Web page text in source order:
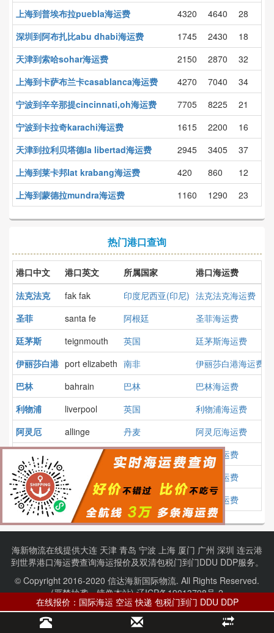
上海到普埃布拉puebla海运费
4320 4640
28
深圳到阿布扎比abu dhabi海运费
1745 2430
18
天津到索哈sohar海运费
2150 2870
32
上海到卡萨布兰卡casablanca海运费
4270 7040
34
宁波到辛辛那提cincinnati,oh海运费
7705 8225
21
宁波到卡拉奇karachi海运费
1615 2200
16
天津到拉利贝塔德la libertad海运费
2945 3405
37
上海到莱卡邦lat krabang海运费
420 860
12
上海到蒙德拉mundra海运费
1160 1290 23
热门港口查询
港口中文 港口英文 所属国家
港口海运费
法克法克
fak fak 印度尼西亚(印尼) 法克法克海运费
圣菲
santa fe 阿根廷
圣菲海运费
廷茅斯
teignmouth 英国
廷茅斯海运费
伊丽莎白港 port elizabeth 南非
伊丽莎白港海运费
巴林
bahrain 巴林
巴林海运费
利物浦
liverpool 英国
利物浦海运费
阿灵厄
allinge 丹麦
阿灵厄海运费
刻赤
俄罗斯
刻赤海运费
普吉
phuket
普吉海运费
苏佩
supe 秘鲁 苏佩海运费
海新物流在线提供大连 天津 青岛 宁波 上海 厦门 广州 深圳 连云港
到世界港口海运费查询海运报价及双清包税门到门DDU DDP服务。
© Copyright 2016-2020 信达海新国际物流. All Rights Reserved.
(严禁抄袭、镜像本站).辽ICP备19013798号-2
项目合作：【QQ】1075827414 【电话】13604081355
波兰港口 伊朗港口 俄罗斯港口 澳大利亚港口 阿联酋港口
在线报价：国际海运 空运 快递 包税门到门 DDU DDP